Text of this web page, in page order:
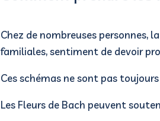
Chez de nombreuses personnes,
familiales, sentiment de devoir
Ces schémas ne sont pas
Les Fleurs de Bach peuvent